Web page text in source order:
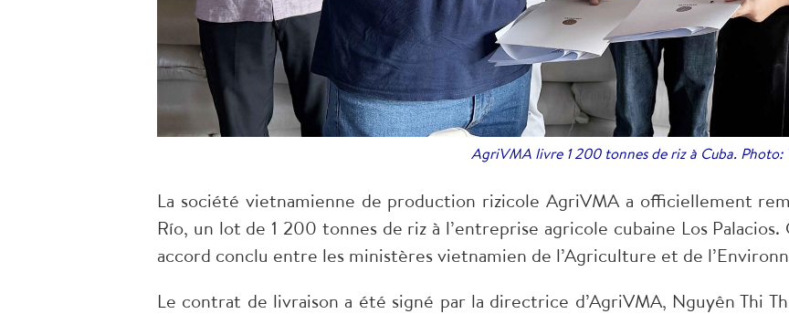
AgriVMA livre 1 200 tonnes de riz à Cuba. Photo:
La société vietnamienne de production rizicole AgriVMA a officiellement
Río, un lot de 1 200 tonnes de riz à l’entreprise agricole cubaine Los
accord conclu entre les ministères vietnamien de l’Agriculture et de
Le contrat de livraison a été signé par la directrice d’AgriVMA, Nguyên Thi